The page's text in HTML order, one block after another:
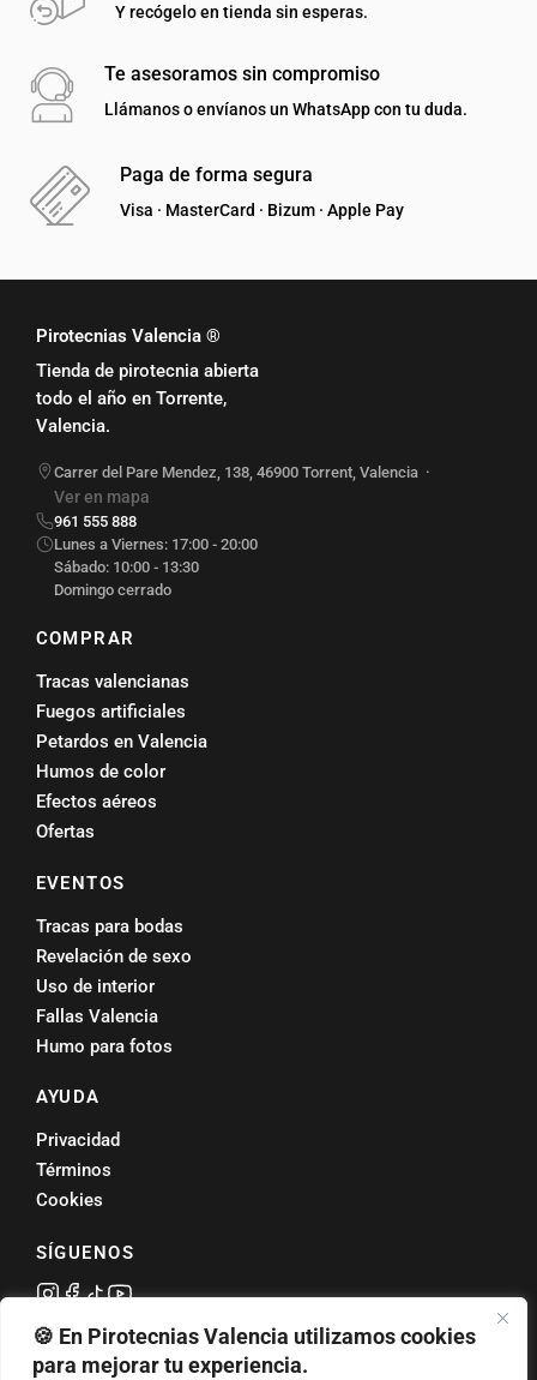
🍪 En Pirotecnias Valencia utilizamos cookies
para mejorar tu experiencia.
Y recógelo en tienda sin esperas.
Te asesoramos sin compromiso
Llámanos o envíanos un WhatsApp con tu duda.
Paga de forma segura
Visa · MasterCard · Bizum · Apple Pay
Pirotecnias Valencia ®
Tienda de pirotecnia abierta
todo el año en Torrente,
Valencia.
Carrer del Pare Mendez, 138, 46900 Torrent, Valencia ·
Ver en mapa
961 555 888
Lunes a Viernes: 17:00 - 20:00
Sábado: 10:00 - 13:30
Domingo cerrado
COMPRAR
Tracas valencianas
Fuegos artificiales
Petardos en Valencia
Humos de color
Efectos aéreos
Ofertas
EVENTOS
Tracas para bodas
Revelación de sexo
Uso de interior
Fallas Valencia
Humo para fotos
AYUDA
Privacidad
Términos
Cookies
SÍGUENOS
4,7 ★Valoración
en Google